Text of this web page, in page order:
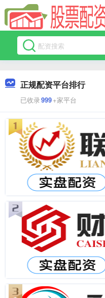
正规配资平台排行
已收录999+家平台